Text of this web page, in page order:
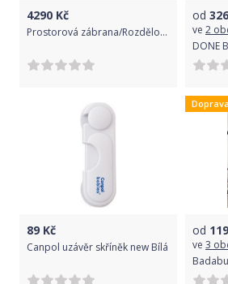
4290 Kč
Prostorová zábrana/Rozdělovač místnosti Baby Dan Flex XXL Black 2017
od 326
ve 2
89 Kč
Canpol uzávěr skříněk new Bílá
od
ve 3